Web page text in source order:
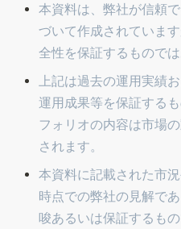
本資料は、弊社が信頼
づいて作成されていま
全性を保証するものでは
上記は過去の運用実績
運用成果等を保証する
フォリオの内容は市場
されます。
本資料に記載された市
時点での弊社の見解で
唆あるいは保証するも